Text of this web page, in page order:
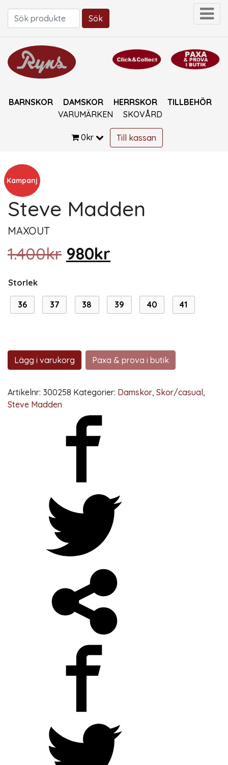
Sök efter:
Sök
BARNSKOR DAMSKOR HERRSKOR
TILLBEHÖR
VARUMÄRKEN
SKOVÅRD
0kr Till kassan
Kampanj
Steve Madden
MAXOUT
1.400kr Det ursprungliga
980kr
Storlek
36 37 38 39 40 41
Lägg i varukorg Paxa & prova i butik
Artikelnr: 300258 Kategorier: Damskor, Skor/casual,
Steve Madden